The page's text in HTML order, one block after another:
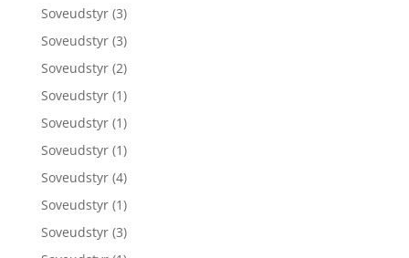
Soveudstyr (3)
Soveudstyr (3)
Soveudstyr (2)
Soveudstyr (1)
Soveudstyr (1)
Soveudstyr (1)
Soveudstyr (4)
Soveudstyr (1)
Soveudstyr (3)